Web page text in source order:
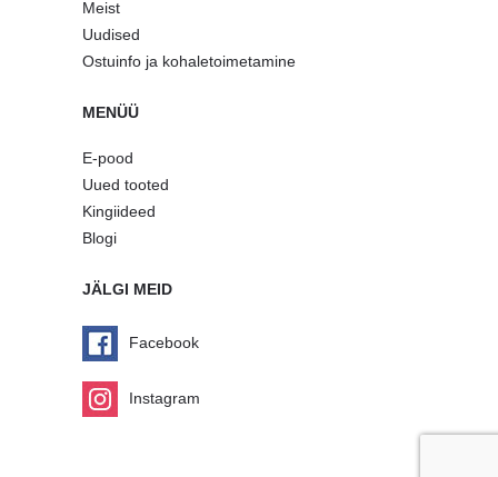
Meist
Uudised
Ostuinfo ja kohaletoimetamine
MENÜÜ
E-pood
Uued tooted
Kingiideed
Blogi
JÄLGI MEID
Facebook
Instagram